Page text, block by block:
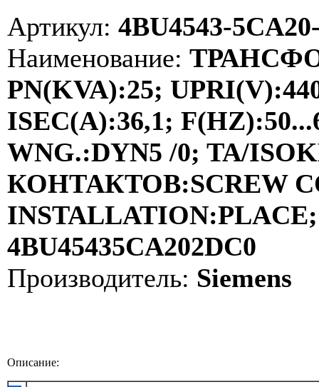
Артикул: 4BU4543-
Наименование:
PN(KVA):25;
ISEC(A):36,1;
WNG.:DYN5 /0; TA/
КОНТАКТОВ:SCREW
INSTALLATION:PLACE;
4BU45435CA202DC0
Производитель: Siemens
Описание: